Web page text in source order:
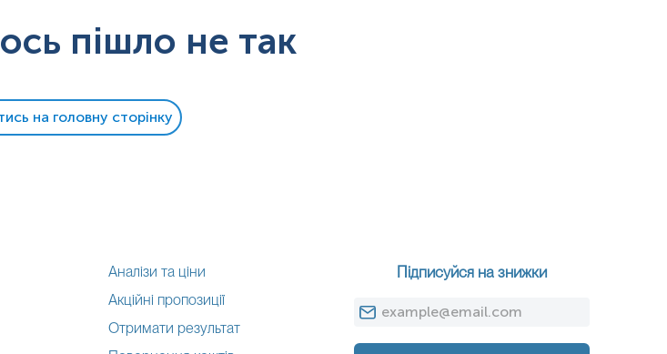
пішло не так
на головну сторінку
Аналізи та ціни
Акційні пропозиції
Отримати результат
Підписуйся на знижки